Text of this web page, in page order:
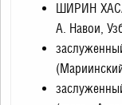
ШИРИН
А. Навои,